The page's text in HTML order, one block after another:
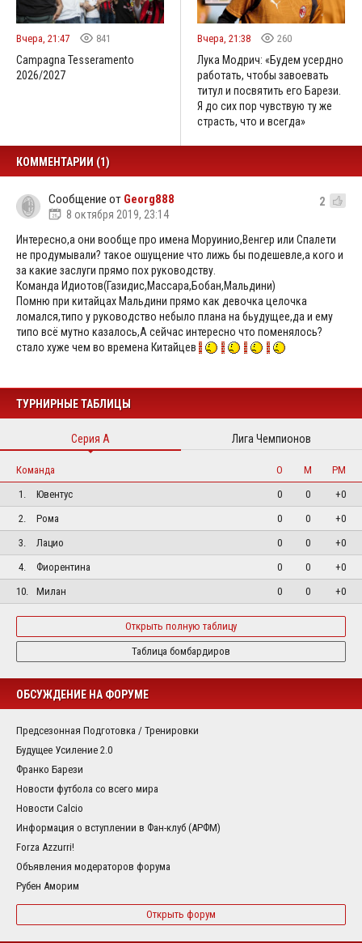
Вчера, 21:47 841
Campagna Tesseramento
2026/2027
Вчера, 21:38 260
Лука Модрич: «Будем усердно
работать, чтобы завоевать
титул и посвятить его Барези.
Я до сих пор чувствую ту же
страсть, что и всегда»
КОММЕНТАРИИ (1)
Сообщение от Georg888
8 октября 2019, 23:14
2
Интересно,а они вообще про имена Моруинио,Венгер или Спалети
не продумывали? такое ошущение что лижь бы подешевле,а кого и
за какие заслуги прямо пох руководству.
Команда Идиотов(Газидис,Массара,Бобан,Мальдини)
Помню при китайцах Мальдини прямо как девочка целочка
ломался,типо у руководство небыло плана на бьудущее,да и ему
типо всё мутно казалось,А сейчас интересно что поменялось?
стало хуже чем во времена Китайцев
ТУРНИРНЫЕ ТАБЛИЦЫ
Серия А Лига Чемпионов
Команда О М
РМ
1.
Ювентус 0 0
+0
2.
Рома 0 0
+0
3.
Лацио 0 0
+0
4.
Фиорентина 0 0
+0
10.
Милан 0 0 +0
Открыть полную таблицу
Таблица бомбардиров
ОБСУЖДЕНИЕ НА ФОРУМЕ
Предсезонная Подготовка / Тренировки
Будущее Усиление 2.0
Франко Барези
Новости футбола со всего мира
Новости Calcio
Информация о вступлении в Фан-клуб (АРФМ)
Forza Azzurri!
Объявления модераторов форума
Рубен Аморим
Открыть форум